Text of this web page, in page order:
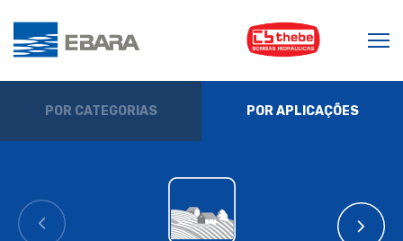
POR CATEGORIAS POR APLICAÇÕES